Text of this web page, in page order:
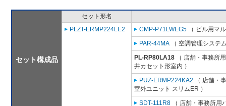
セット構成品
セット形名
PLZT-ERMP224LE2
CMP-P71LWEG5 （ ビル用マ
PAR-44MA （ 空調管理システ
PL-RP80LA18 （ 店舗・事務所
井カセット形室内 ）
PUZ-ERMP224KA2 （ 店舗・
室外ユニット スリムER ）
SDT-111R8 （ 店舗・事務所用